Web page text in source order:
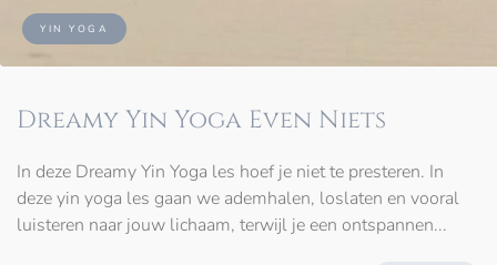
YIN YOGA
Dreamy Yin Yoga Even Niets
In deze Dreamy Yin Yoga les hoef je niet te presteren. In
deze yin yoga les gaan we ademhalen, loslaten en vooral
luisteren naar jouw lichaam, terwijl je een ontspannen...